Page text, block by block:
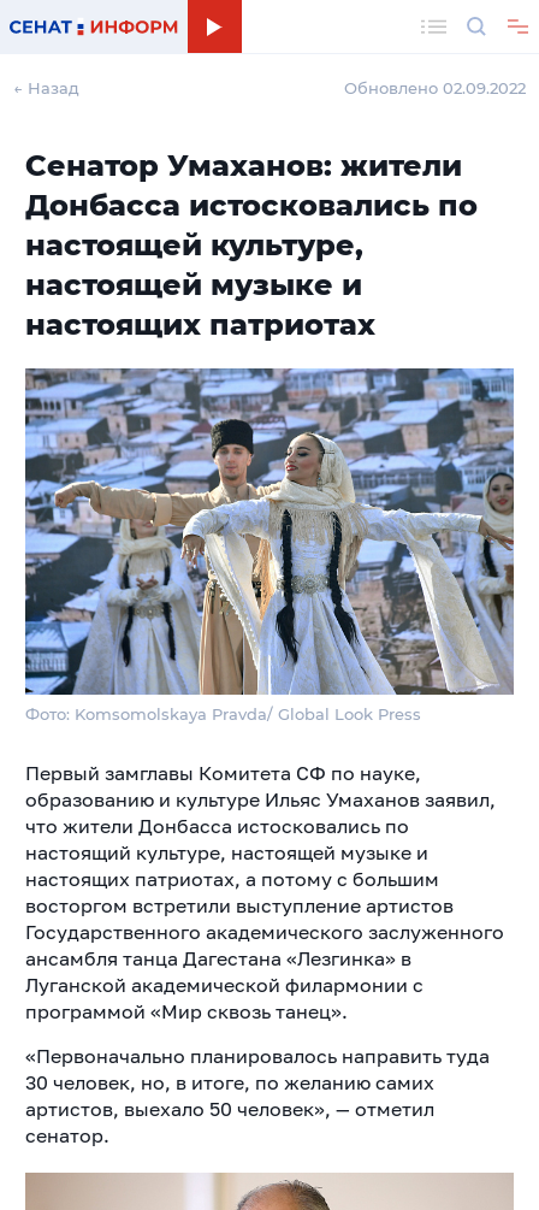
← Назад Обновлено 02.09.2022
Сенатор Умаханов: жители
Донбасса истосковались по
настоящей культуре,
настоящей музыке и
настоящих патриотах
Фото: Komsomolskaya Pravda/ Global Look Press
Первый замглавы Комитета СФ по науке,
образованию и культуре Ильяс Умаханов заявил,
что жители Донбасса истосковались по
настоящий культуре, настоящей музыке и
настоящих патриотах, а потому с большим
восторгом встретили выступление артистов
Государственного академического заслуженного
ансамбля танца Дагестана «Лезгинка» в
Луганской академической филармонии с
программой «Мир сквозь танец».
«Первоначально планировалось направить туда
30 человек, но, в итоге, по желанию самих
артистов, выехало 50 человек», — отметил
сенатор.